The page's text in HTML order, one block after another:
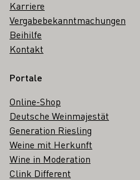
Karriere
Vergabebekanntmachungen
Beihilfe
Kontakt
Portale
Online-Shop
Deutsche Weinmajestät
Generation Riesling
Weine mit Herkunft
Wine in Moderation
Clink Different